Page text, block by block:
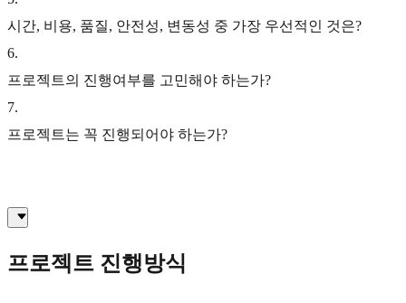
시간, 비용, 품질, 안전성, 변동성 중 가장 우선적인 것은?
6.
프로젝트의 진행여부를 고민해야 하는가?
7.
프로젝트는 꼭 진행되어야 하는가?
프로젝트 진행방식